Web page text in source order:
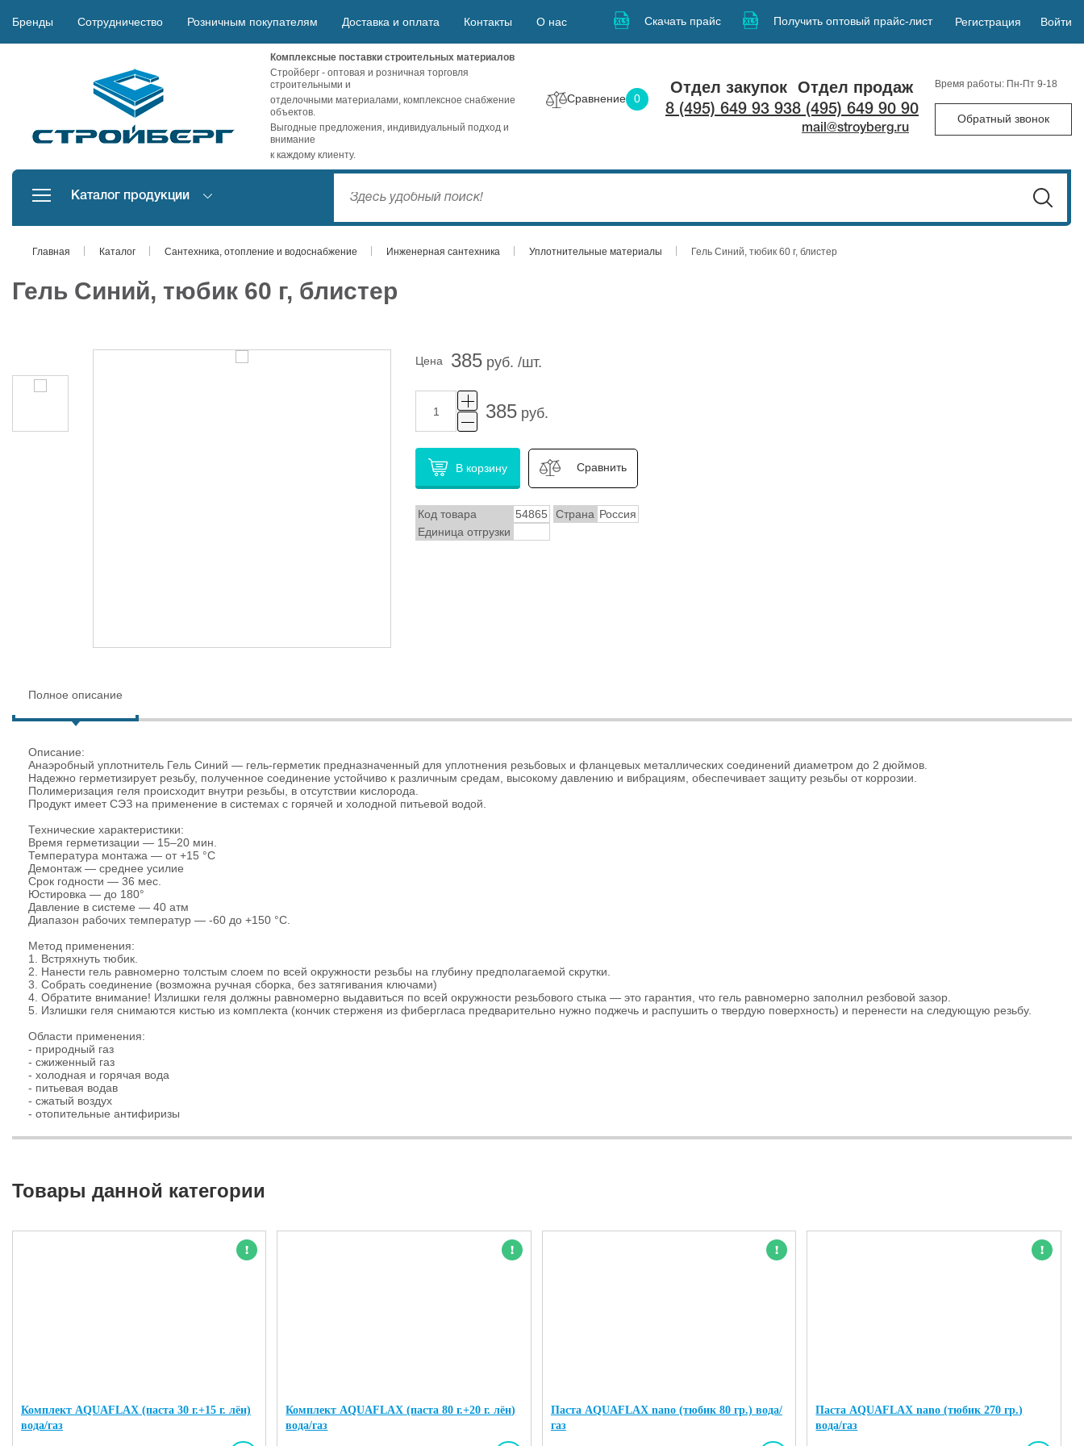
Бренды Сотрудничество Розничным покупателям Доставка и оплата Контакты О нас Скачать прайс Получить оптовый прайс-лист Регистрация Войти
Комплексные поставки строительных материалов
Стройберг - оптовая и розничная торговля
строительными и
отделочными материалами, комплексное снабжение
объектов.
Выгодные предложения, индивидуальный подход и
внимание
к каждому клиенту.
Сравнение 0
Отдел закупок
8 (495) 649 93 93
Отдел продаж
8 (495) 649 90 90
mail@stroyberg.ru
Время работы: Пн-Пт 9-18
Обратный звонок
Каталог продукции
Главная Каталог Сантехника, отопление и водоснабжение Инженерная сантехника Уплотнительные материалы Гель Синий, тюбик 60 г, блистер
Гель Синий, тюбик 60 г, блистер
Цена 385 руб. /шт.
385 руб.
В корзину Сравнить
Код товара 54865 Страна Россия
Единица отгрузки
Полное описание
Описание:
Анаэробный уплотнитель Гель Синий — гель-герметик предназначенный для уплотнения резьбовых и фланцевых металлических соединений диаметром до 2 дюймов.
Надежно герметизирует резьбу, полученное соединение устойчиво к различным средам, высокому давлению и вибрациям, обеспечивает защиту резьбы от коррозии.
Полимеризация геля происходит внутри резьбы, в отсутствии кислорода.
Продукт имеет СЭЗ на применение в системах с горячей и холодной питьевой водой.
Технические характеристики:
Время герметизации — 15–20 мин.
Температура монтажа — от +15 °C
Демонтаж — среднее усилие
Срок годности — 36 мес.
Юстировка — до 180°
Давление в системе — 40 атм
Диапазон рабочих температур — -60 до +150 °C.
Метод применения:
1. Встряхнуть тюбик.
2. Нанести гель равномерно толстым слоем по всей окружности резьбы на глубину предполагаемой скрутки.
3. Собрать соединение (возможна ручная сборка, без затягивания ключами)
4. Обратите внимание! Излишки геля должны равномерно выдавиться по всей окружности резьбового стыка — это гарантия, что гель равномерно заполнил резбовой зазор.
5. Излишки геля снимаются кистью из комплекта (кончик стерженя из фибергласа предварительно нужно поджечь и распушить о твердую поверхность) и перенести на следующую резьбу.
Области применения:
- природный газ
- сжиженный газ
- холодная и горячая вода
- питьевая водав
- сжатый воздух
- отопительные антифиризы
Товары данной категории
Комплект AQUAFLAX (паста 30 г.+15 г. лён)
вода/газ
Комплект AQUAFLAX (паста 80 г.+20 г. лён)
вода/газ
Паста AQUAFLAX nano (тюбик 80 гр.) вода/
газ
Паста AQUAFLAX nano (тюбик 270 гр.)
вода/газ